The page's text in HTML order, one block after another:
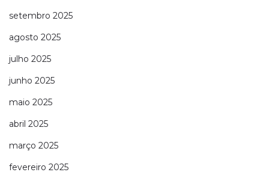
setembro 2025
agosto 2025
julho 2025
junho 2025
maio 2025
abril 2025
março 2025
fevereiro 2025